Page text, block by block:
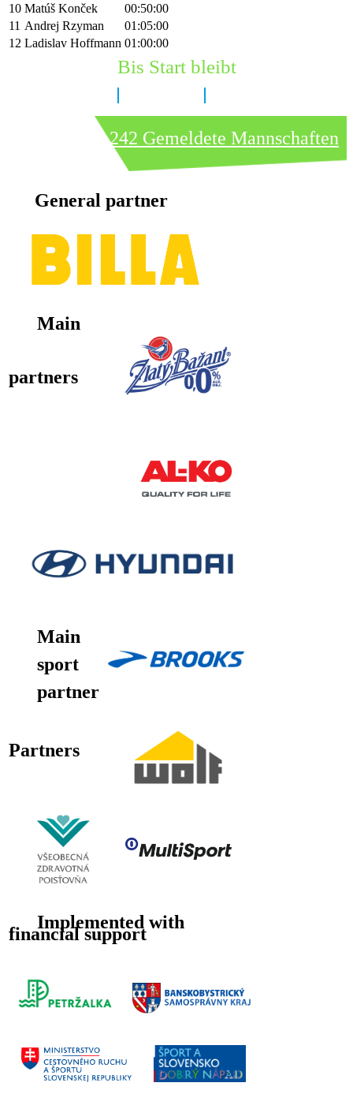
10 Matúš Konček
00:50:00
11 Andrej Rzyman
01:05:00
12 Ladislav Hoffmann 01:00:00
Bis Start bleibt
242 Gemeldete Mannschaften
General partner
Main
partners
Main
sport
partner
Partners
Implemented with
financial support